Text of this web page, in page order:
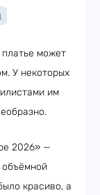
может
У некоторых
им
2026» —
объёмной
красиво, а